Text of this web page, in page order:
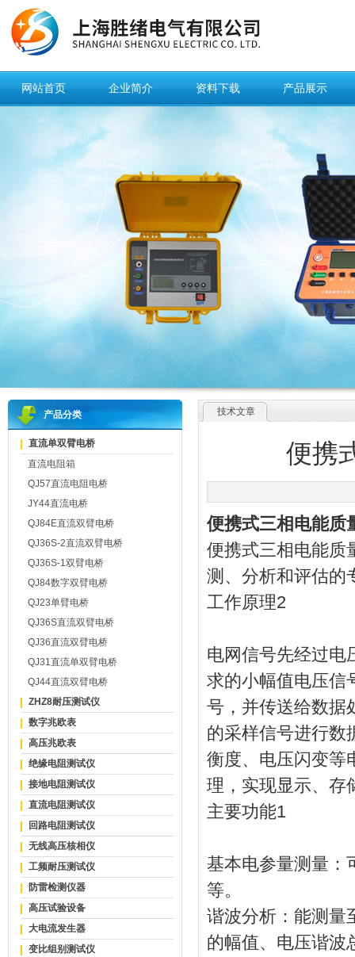
网站首页 企业简介 资料下载 产品展示
产品分类
直流单双臂电桥
直流电阻箱
QJ57直流电阻电桥
JY44直流电桥
QJ84E直流双臂电桥
QJ36S-2直流双臂电桥
QJ36S-1双臂电桥
QJ84数字双臂电桥
QJ23单臂电桥
QJ36S直流双臂电桥
QJ36直流双臂电桥
QJ31直流单双臂电桥
QJ44直流双臂电桥
ZHZ8耐压测试仪
数字兆欧表
高压兆欧表
绝缘电阻测试仪
接地电阻测试仪
直流电阻测试仪
回路电阻测试仪
无线高压核相仪
工频耐压测试仪
防雷检测仪器
高压试验设备
大电流发生器
变比组别测试仪
技术文章
便携
便携式三相电能质
便携式三相电能质
测、分析和评估的
工作原理2
电网信号先经过电
求的小幅值电压信
号，并传送给数据
的采样信号进行数
衡度、电压闪变等
理，实现显示、存
主要功能1
基本电参量测量：
等。
谐波分析：能测量
的幅值、电压谐波